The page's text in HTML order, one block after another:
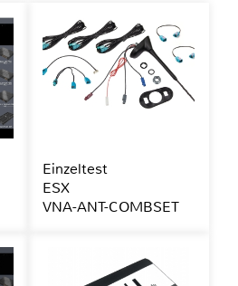
Einzeltest
ESX
VNA-ANT-COMBSET